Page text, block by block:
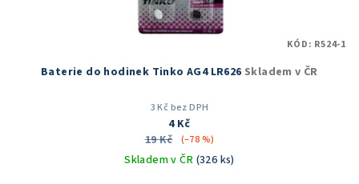
Baterie do hodinek Tinko AG4 LR626 Skladem v ČR
3 Kč bez DPH
4 Kč
19 Kč
(–78 %)
Skladem v ČR (326 ks)
KÓD: R524-1